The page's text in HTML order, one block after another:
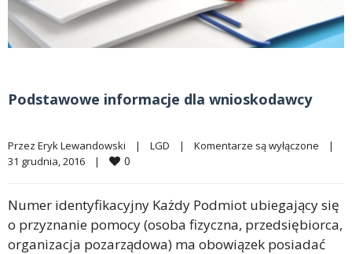
Podstawowe informacje dla wnioskodawcy
Przez Eryk Lewandowski | LGD | Komentarze są wyłączone
|
31 grudnia, 2016
| 0
Numer identyfikacyjny Każdy Podmiot ubiegający się
o przyznanie pomocy (osoba fizyczna, przedsiębiorca,
organizacja pozarządowa) ma obowiązek posiadać